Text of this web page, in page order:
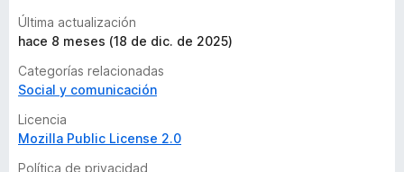
Última actualización
hace 8 meses (18 de dic. de 2025)
Categorías relacionadas
Social y comunicación
Licencia
Mozilla Public License 2.0
Política de privacidad